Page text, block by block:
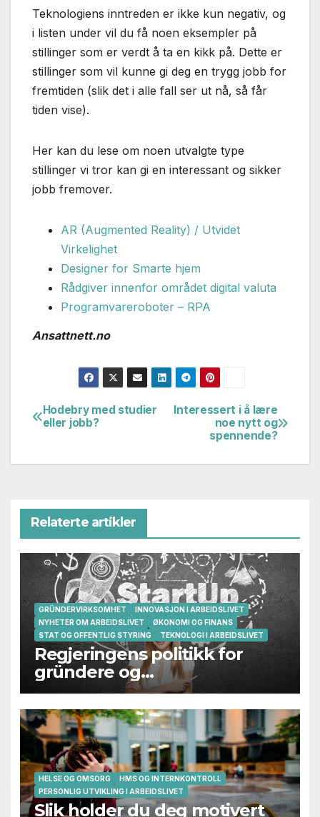
Teknologiens inntreden er ikke kun negativ, og
i listen under vil du få noen eksempler på
stillinger som er verdt å ta en kikk på. Dette er
stillinger som vil kunne gi deg en trygg jobb for
fremtiden (slik det i alle fall ser ut nå, så får
tiden vise).
Her kan du lese om noen utvalgte type
stillinger vi tror kan gi en interessant og sikker
jobb fremover.
AR (Augmented Reality) / Utvidet
Virkelighet
Designer for Smarte hjem
Rådgiver innenfor området digital valuta
Programvareroboter – RPA
Ansattnett.no
Innleggsnavigasjon
Interessert i å lære
noe nytt og
spennende?
Hodebry med studier
eller jobb?
Relaterte artikler
GRÜNDERVIRKSOMHET
INNOVASJON I ARBEIDSLIVET
NYHETER OM ARBEIDSLIVET
ØKONOMI OG FINANS
STAT OG OFFENTLIG STYRING
TEKNOLOGI I ARBEIDSLIVET
Regjeringens politikk for
gründere og
oppstartsbedrifter svikter
HELSE OG OMSORG
HMS OG INTERNKONTROLL
PERSONLIG UTVIKLING I ARBEIDSLIVET
Slik holder du deg motivert